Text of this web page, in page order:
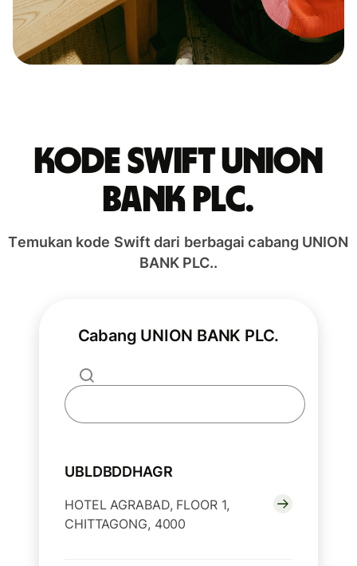
Kode Swift UNION
BANK PLC.
Temukan kode Swift dari berbagai cabang UNION
BANK PLC..
Cabang UNION BANK PLC.
UBLDBDDHAGR
HOTEL AGRABAD, FLOOR 1,
CHITTAGONG, 4000